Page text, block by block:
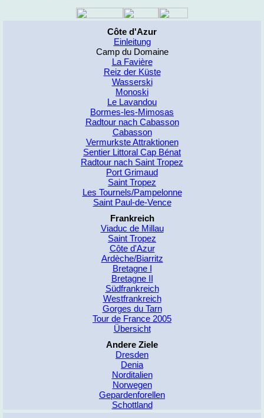
Côte d'Azur
Einleitung
Camp du Domaine
La Favière
Reiz der Küste
Wasserski
Monoski
Le Lavandou
Bormes-les-Mimosas
Radtour nach Cabasson
Cabasson
Vermurkste Attraktionen
Sentier Littoral Cap Bénat
Radtour nach Saint Tropez
Port Grimaud
Saint Tropez
Les Tournels/Pampelonne
Saint Paul-de-Vence
Frankreich
Viaduc de Millau
Saint Tropez
Côte d'Azur
Ardèche/Biarritz
Bretagne I
Bretagne II
Südfrankreich
Westfrankreich
Gorges du Tarn
Tour de France 2005
Übersicht
Andere Ziele
Dresden
Denia
Norditalien
Norwegen
Gepardenforellen
Schottland